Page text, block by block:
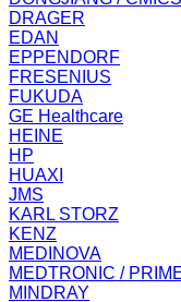
DRAGER
EDAN
EPPENDORF
FRESENIUS
FUKUDA
GE Healthcare
HEINE
HP
HUAXI
JMS
KARL STORZ
KENZ
MEDINOVA
MEDTRONIC /
MINDRAY